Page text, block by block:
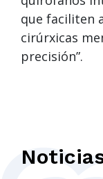
que faciliten
cirúrxicas
precisión”.